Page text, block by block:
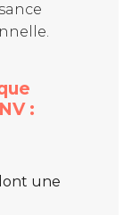
:
une